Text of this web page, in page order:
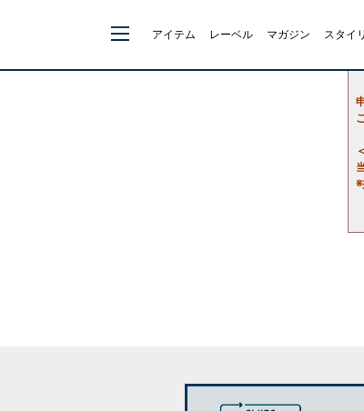
アイテム レーベル マガジン スタイ
※